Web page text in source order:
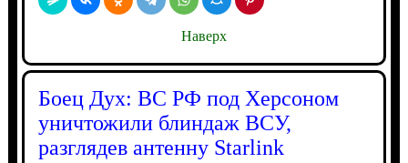
Наверх
Боец Дух: ВС РФ под Херсоном
уничтожили блиндаж ВСУ,
разглядев антенну Starlink